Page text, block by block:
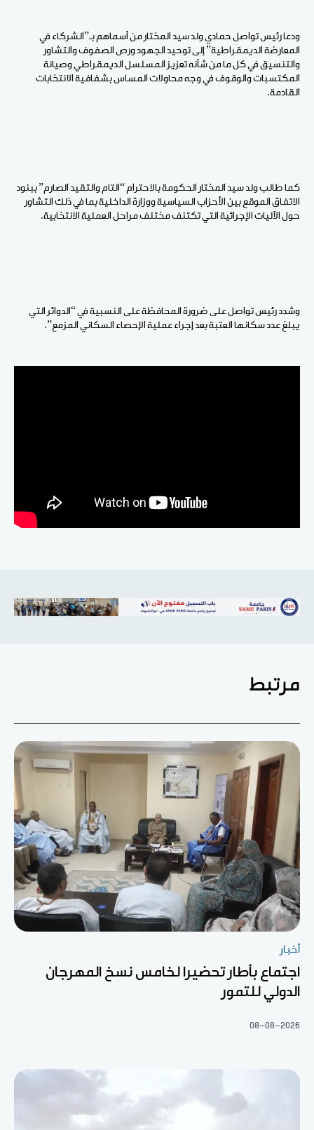
ودعا رئيس تواصل حمادي ولد سيد المختار من أسماهم بـ”الشركاء في
المعارضة الديمقراطية” إلى توحيد الجهود ورص الصفوف والتشاور
والتنسيق في كل ما من شأنه تعزيز المسلسل الديمقراطي وصيانة
المكتسبات والوقوف في وجه محاولات المساس بشفافية الانتخابات
القادمة.
كما طالب ولد سيد المختار الحكومة بالاحترام “التام والتقيد الصارم” ببنود
الاتفاق الموقع بين الأحزاب السياسية ووزارة الداخلية بما في ذلك التشاور
حول الآليات الإجرائية التي تكتنف مختلف مراحل العملية الانتخابية.
وشدد رئيس تواصل على ضرورة المحافظة على النسبية في “الدوائر التي
يبلغ عدد سكانها العتبة بعد إجراء عملية الإحصاء السكاني المزمع”.
مرتبط
أخبار
اجتماع بأطار تحضيرا لخامس نسخ المهرجان
الدولي للتمور
08-08-2026